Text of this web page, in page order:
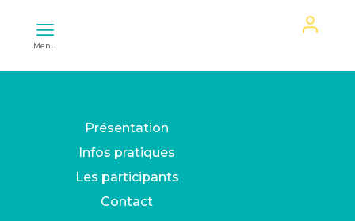
Menu
Présentation
Infos pratiques
Les participants
Contact